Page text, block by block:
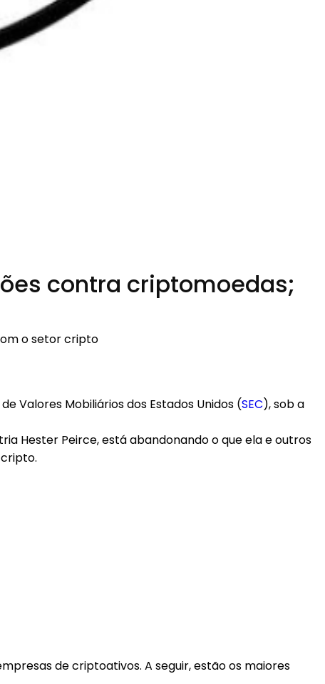
contra criptomoedas;
o setor cripto
Valores Mobiliários dos Estados Unidos (SEC), sob a
Hester Peirce, está abandonando o que ela e outros
de criptoativos. A seguir, estão os maiores